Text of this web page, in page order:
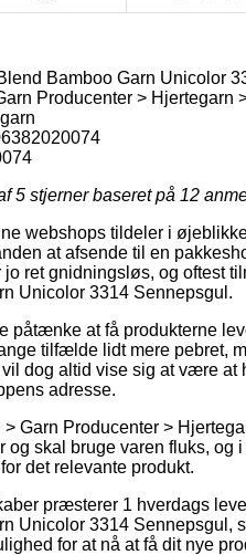
Bamboo Garn Unicolor
Producenter > Hjertegarn
5 stjerner baseret på 12
webshops tildeler i
at afsende til en
jo ret gnidningsløs, og oftest
Unicolor 3314 Sennepsgul.
påtænke at få produkterne
tilfælde lidt mere pebret,
dog altid vise sig at være
adresse.
> Garn Producenter >
og skal bruge varen fluks, og
det relevante produkt.
præsterer 1 hverdags
Unicolor 3314
for at nå at få dit nye